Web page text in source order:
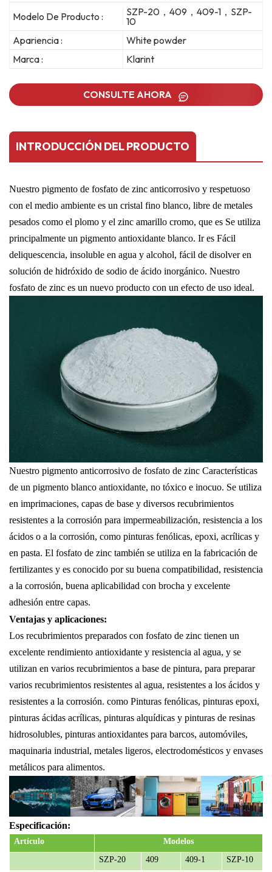
Modelo De Producto :
SZP-20，409，409-1，SZP-
10
Apariencia :
White powder
Marca :
Klarint
CONSULTE AHORA
INTRODUCCIÓN DEL PRODUCTO
Nuestro pigmento de fosfato de zinc anticorrosivo y respetuoso
con el medio ambiente es un cristal fino blanco, libre de metales
pesados ​​como el plomo y el zinc amarillo cromo, que es Se utiliza
principalmente un pigmento antioxidante blanco. Ir es Fácil
deliquescencia, insoluble en agua y alcohol, fácil de disolver en
solución de hidróxido de sodio de ácido inorgánico. Nuestro
fosfato de zinc es un nuevo producto con un efecto de uso ideal.
Nuestro pigmento anticorrosivo de fosfato de zinc Características
de un pigmento blanco antioxidante, no tóxico e inocuo. Se utiliza
en imprimaciones, capas de base y diversos recubrimientos
resistentes a la corrosión para impermeabilización, resistencia a los
ácidos o a la corrosión, como pinturas fenólicas, epoxi, acrílicas y
en pasta. El fosfato de zinc también se utiliza en la fabricación de
fertilizantes y es conocido por su buena compatibilidad, resistencia
a la corrosión, buena aplicabilidad con brocha y excelente
adhesión entre capas.
Ventajas y aplicaciones:
Los recubrimientos preparados con fosfato de zinc tienen un
excelente rendimiento antioxidante y resistencia al agua, y se
utilizan en varios recubrimientos a base de pintura, para preparar
varios recubrimientos resistentes al agua, resistentes a los ácidos y
resistentes a la corrosión. como Pinturas fenólicas, pinturas epoxi,
pinturas ácidas acrílicas, pinturas alquídicas y pinturas de resinas
hidrosolubles, pinturas antioxidantes para barcos, automóviles,
maquinaria industrial, metales ligeros, electrodomésticos y envases
metálicos para alimentos.
Especificación:
Artículo
Modelos
SZP-20
409 409-1 SZP-10